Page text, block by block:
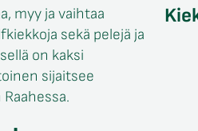
myy ja vaihtaa
sekä pelejä ja
on kaksi
sijaitsee